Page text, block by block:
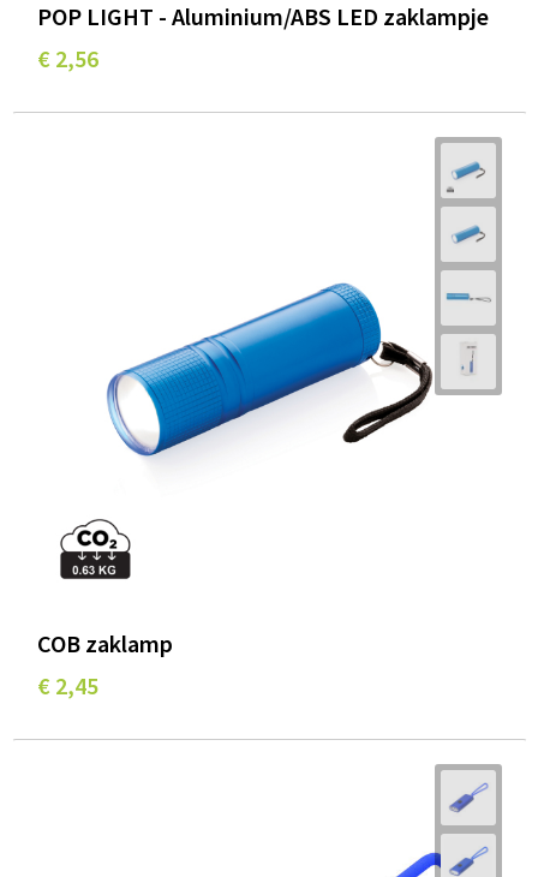
POP LIGHT - Aluminium/ABS LED zaklampje
€ 2,56
COB zaklamp
€ 2,45